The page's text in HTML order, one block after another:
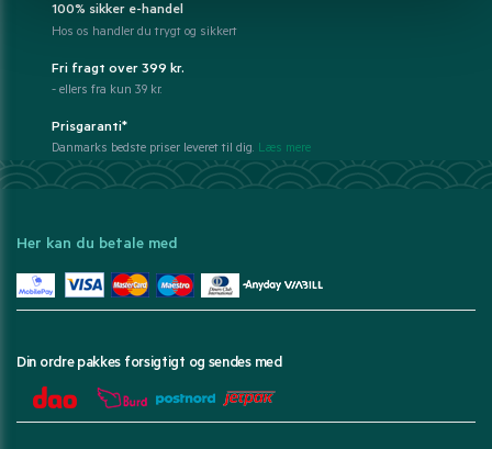
100% sikker e-handel
Hos os handler du trygt og sikkert
Fri fragt over 399 kr.
- ellers fra kun 39 kr.
Prisgaranti*
Danmarks bedste priser leveret til dig. Læs mere
Her kan du betale med
Din ordre pakkes forsigtigt og sendes med